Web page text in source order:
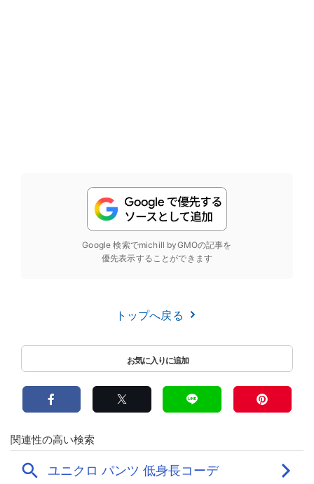
Google 検索でmichill byGMOの記事を
優先表示することができます
トップへ戻る